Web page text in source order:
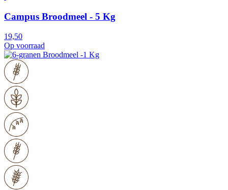
Campus Broodmeel - 5 Kg
19,50
Op voorraad